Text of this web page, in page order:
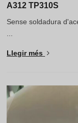
A312 TP310S
Sense soldadura
Llegir més